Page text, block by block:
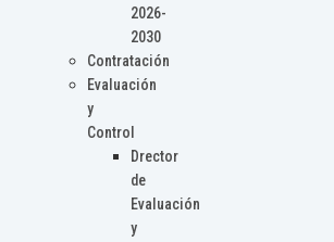
2026-
2030
Contratación
Evaluación
y
Control
Drector
de
Evaluación
y